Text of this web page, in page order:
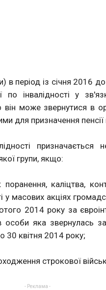
в період із січня 2016
по інвалідності у
він може звернутися в
для призначення пенсії
призначається
групи, якщо:
поранення, каліцтва,
масових акціях
2014 року за
в особи яка
30 квітня 2014 року;
строкової
- Реклама -